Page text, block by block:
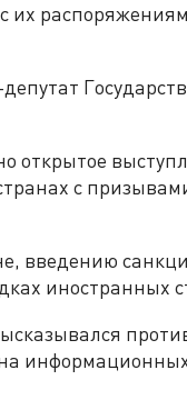
их
открытое
с
введению
иностранных
на